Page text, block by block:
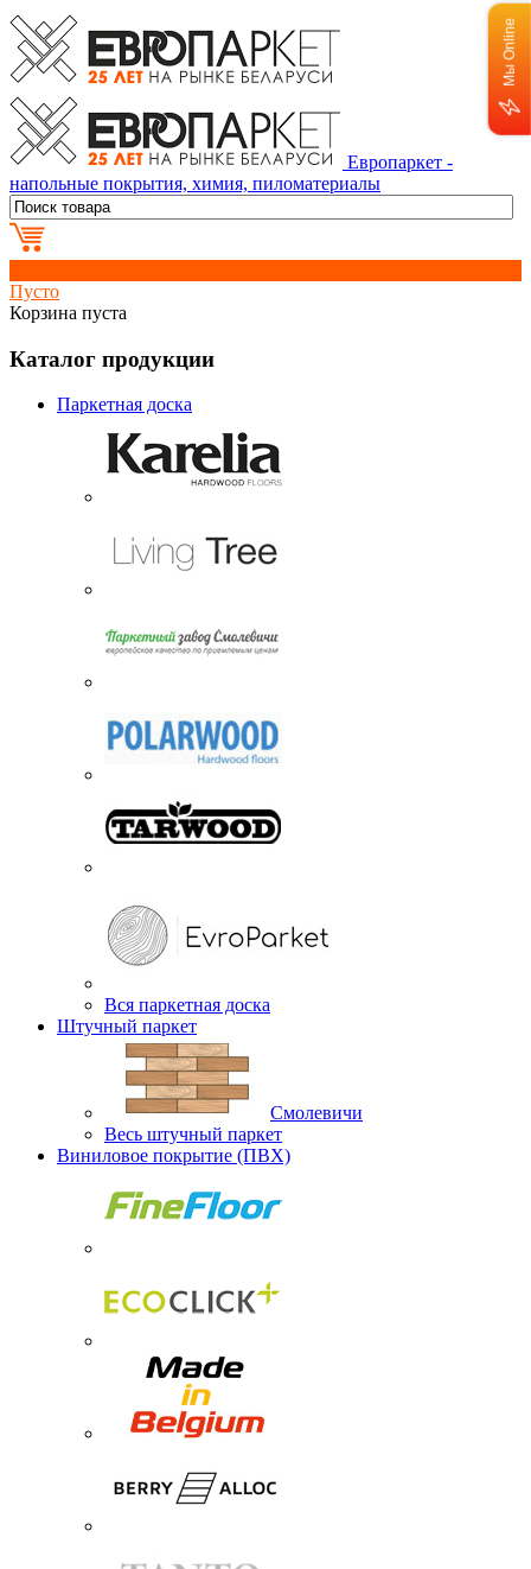
Европаркет -
напольные покрытия, химия, пиломатериалы
Пусто
Корзина пуста
Каталог продукции
Паркетная доска
Вся паркетная доска
Штучный паркет
Смолевичи
Весь штучный паркет
Виниловое покрытие (ПВХ)
Мы Online